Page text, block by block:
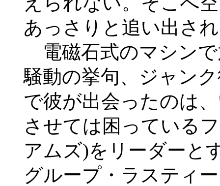
あっさりと追い出さ
電磁石式のマシン
騒動の挙句、ジャン
で彼が出会ったのは
させては困っている
アムズ)をリーダーと
グループ・ラスティ